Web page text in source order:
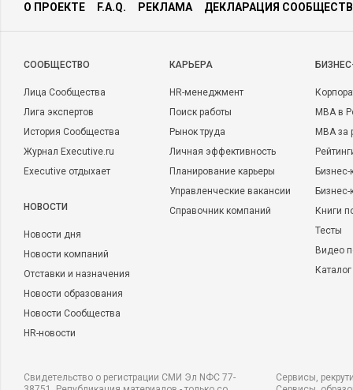
О ПРОЕКТЕ F.A.Q. РЕКЛАМА ДЕКЛАРАЦИЯ
CООБЩЕСТВО
Лица Сообщества
Лига экспертов
История Сообщества
Журнал Executive.ru
Executive отдыхает
НОВОСТИ
Новости дня
Новости компаний
Отставки и назначения
Новости образования
Новости Сообщества
HR-новости
КАРЬЕРА
HR-менеджмент
Поиск работы
Рынок труда
Личная эффективность
Планирование карьеры
Управленческие вакансии
Справочник компаний
MBA в
MBA
Бизнес-
Книги
Тесты
Видео
Свидетельство о регистрации СМИ Эл NФС 77-
Сервисы,